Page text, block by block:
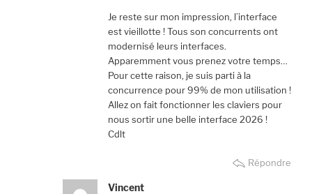
Je reste sur mon impression, l’interface
est vieillotte ! Tous son concurrents ont
modernisé leurs interfaces.
Apparemment vous prenez votre temps…
Pour cette raison, je suis parti à la
concurrence pour 99% de mon utilisation !
Allez on fait fonctionner les claviers pour
nous sortir une belle interface 2026 !
Cdlt
Répondre
Vincent